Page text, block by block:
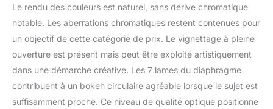
objectifs fisheye sont
également souvent
utilisés pour prendre
des photos
panoramiques à 360 °.
Plus l'angle de vue de
l'objectif est large,
moins vous avez
Le rendu des couleurs est naturel, sans dérive chromatique
notable. Les aberrations chromatiques restent contenues pour
un objectif de cette catégorie de prix. Le vignettage à pleine
ouverture est présent mais peut être exploité artistiquement
dans une démarche créative. Les 7 lames du diaphragme
contribuent à un bokeh circulaire agréable lorsque le sujet est
suffisamment proche. Ce niveau de qualité optique positionne